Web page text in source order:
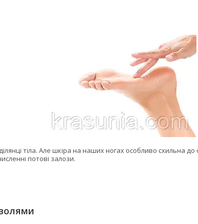
тіла. Але шкіра на наших ногах особливо схильна
потові залози.